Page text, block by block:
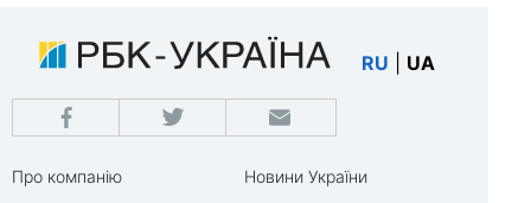
RU UA
Про компанію
Новини України